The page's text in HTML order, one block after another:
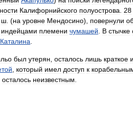
Калифорнийского полуострова. 28
ш. (на уровне Мендосино), повернули
индейцами племени чумашей. В стычке
Каталина.
был утерян, осталось лишь краткое
, который имел доступ к
осталось неизвестным.